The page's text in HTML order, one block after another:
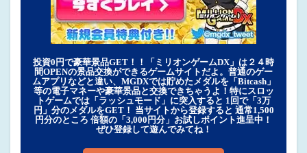
投資0円で豪華景品GET！！「ミリオンゲームDX」は２４時
間OPENの景品交換ができるゲームサイトだよ。普通のゲー
ムアプリなどと違い、MGDXでは貯めたメダルを「Bitcash」
等の電子マネーや豪華景品と交換できちゃうよ！特にスロッ
トゲームでは「ラッシュモード」に突入すると 1回で「3万
円」分のメダルをGET！ 当サイトから登録すると 通常1,500
円分のところ 倍額の「3,000円分」お試しポイント進呈中！
ぜひ登録して遊んでみてね！